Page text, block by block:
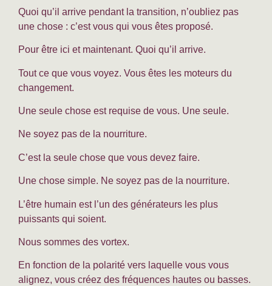
Quoi qu’il arrive pendant la transition, n’oubliez pas
une chose : c’est vous qui vous êtes proposé.
Pour être ici et maintenant. Quoi qu’il arrive.
Tout ce que vous voyez. Vous êtes les moteurs du
changement.
Une seule chose est requise de vous. Une seule.
Ne soyez pas de la nourriture.
C’est la seule chose que vous devez faire.
Une chose simple. Ne soyez pas de la nourriture.
L’être humain est l’un des générateurs les plus
puissants qui soient.
Nous sommes des vortex.
En fonction de la polarité vers laquelle vous vous
alignez, vous créez des fréquences hautes ou basses.